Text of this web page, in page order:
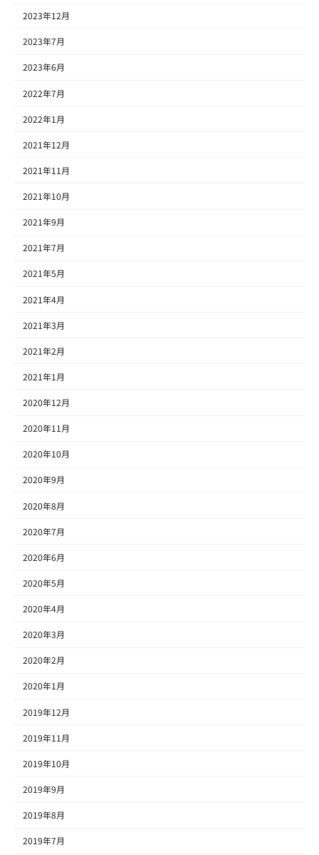
2023年12月
2023年7月
2023年6月
2022年7月
2022年1月
2021年12月
2021年11月
2021年10月
2021年9月
2021年7月
2021年5月
2021年4月
2021年3月
2021年2月
2021年1月
2020年12月
2020年11月
2020年10月
2020年9月
2020年8月
2020年7月
2020年6月
2020年5月
2020年4月
2020年3月
2020年2月
2020年1月
2019年12月
2019年11月
2019年10月
2019年9月
2019年8月
2019年7月